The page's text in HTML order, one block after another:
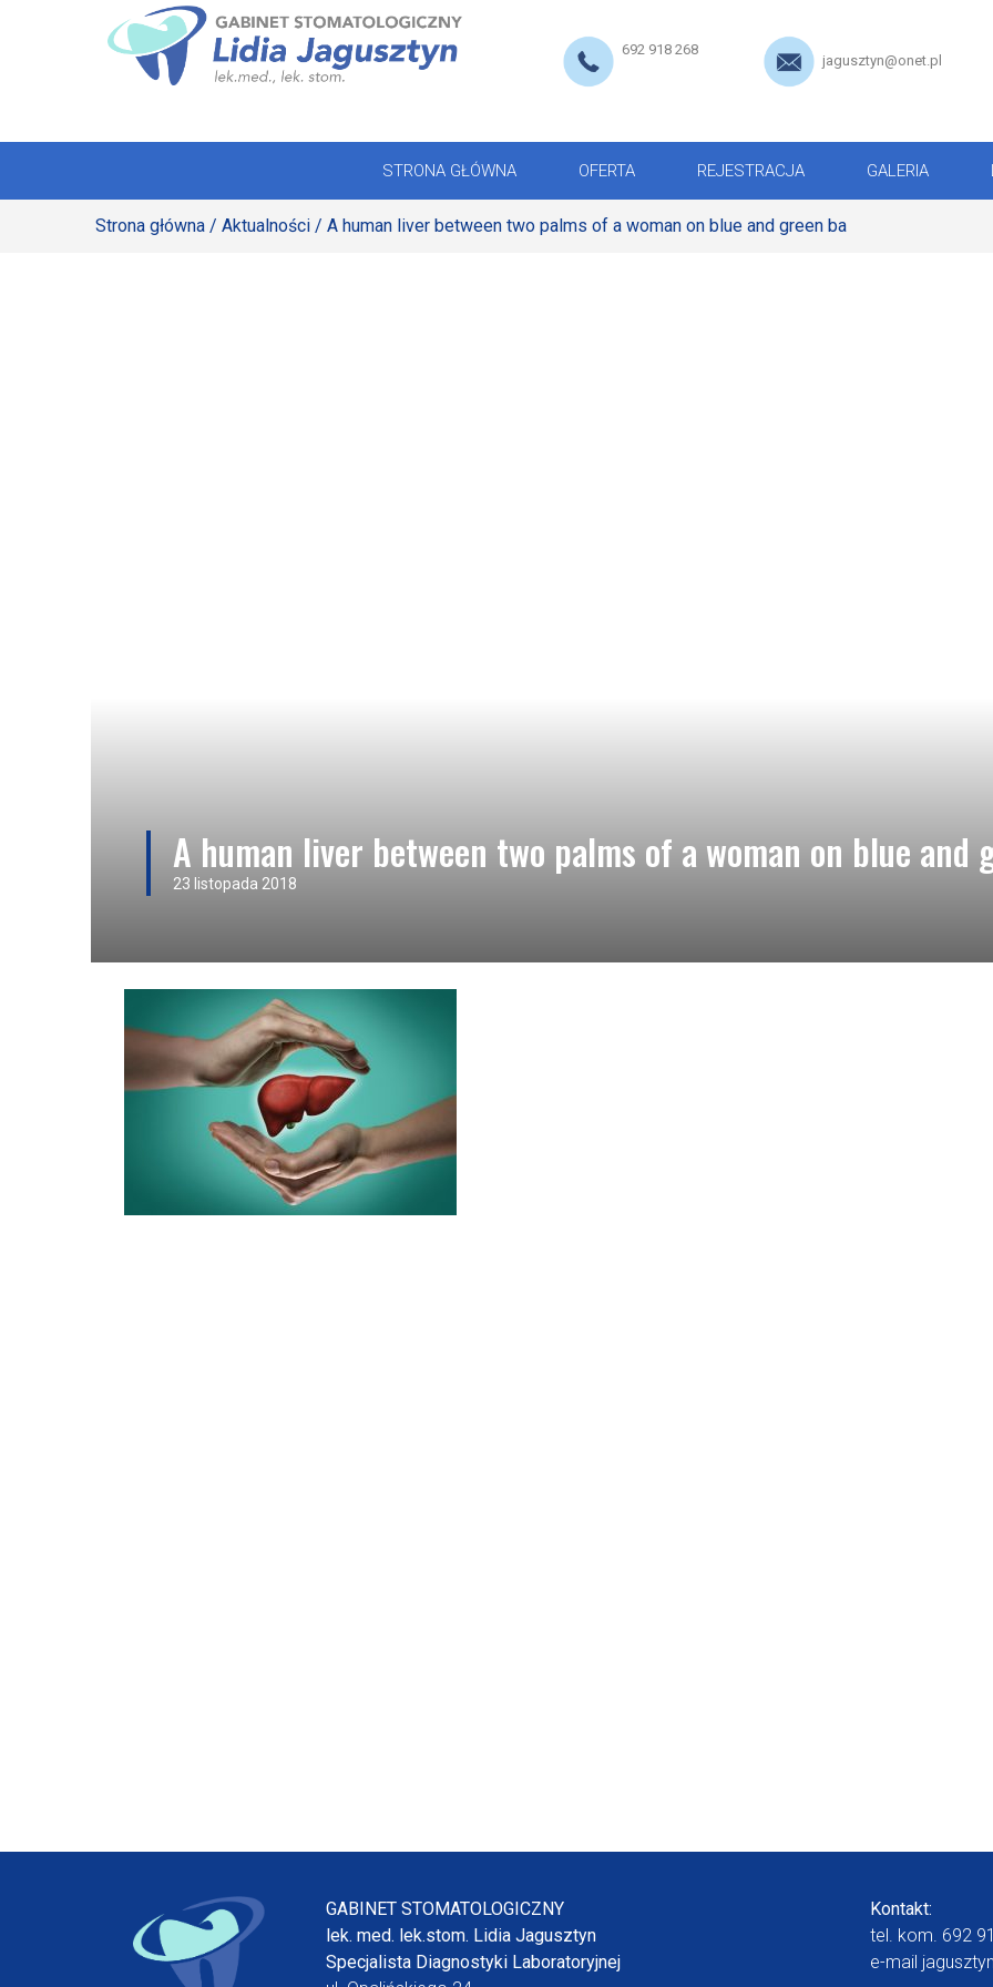
692 918 268
jagusztyn@onet.pl
STRONA GŁÓWNA OFERTA REJESTRACJA GALERIA
STRONA GŁÓWNA
GALERIAStrona główna / Aktualności / A human liver between two palms of a woman on blue and green ba
A human liver between two palms of a woman on blue and
23 listopada 2018
GABINET STOMATOLOGICZNY
lek. med. lek.stom. Lidia Jagusztyn
Specjalista Diagnostyki Laboratoryjnej
Kontakt:
tel. kom. 692
e-mail